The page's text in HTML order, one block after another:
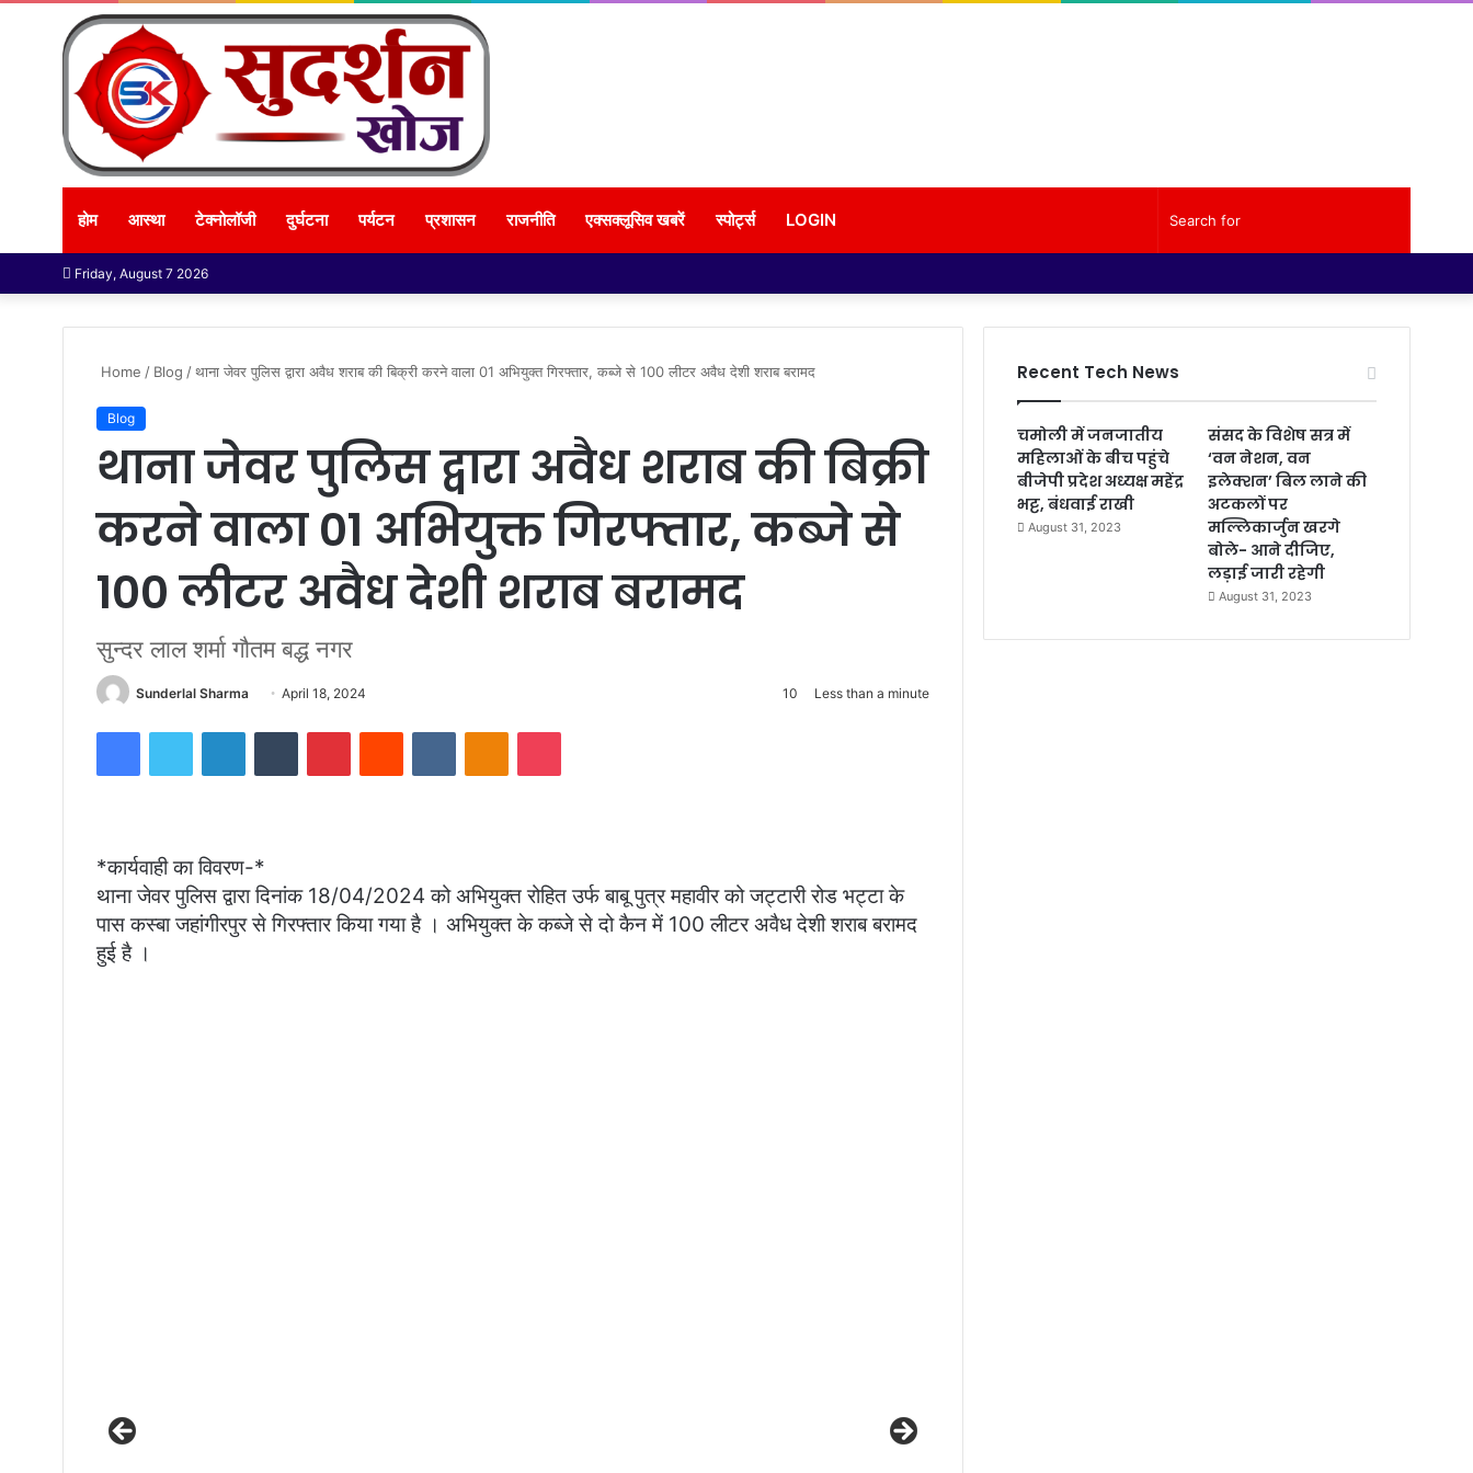
होम आस्था टेक्नोलॉजी दुर्घटना पर्यटन प्रशासन राजनीति एक्सक्लूसिव खबरें स्पोर्ट्स LOGIN Sidebar
Friday, August 7 2026
Home / Blog /थाना जेवर पुलिस द्वारा अवैध शराब की बिक्री करने वाला 01 अभियुक्त गिरफ्तार, कब्जे से 100 लीटर अवैध देशी शराब बरामद
Blog
थाना जेवर पुलिस द्वारा अवैध शराब की बिक्री
करने वाला 01 अभियुक्त गिरफ्तार, कब्जे से
100 लीटर अवैध देशी शराब बरामद
सुन्दर लाल शर्मा गौतम बद्ध नगर
Sunderlal Sharma
Send April 18, 2024 10 Less than a minute
FacebookTwitter LinkedInTumblr PinterestReddit VKontakteOdnoklassniki
Pocket
*कार्यवाही का विवरण-*
थाना जेवर पुलिस द्वारा दिनांक 18/04/2024 को अभियुक्त रोहित उर्फ बाबू पुत्र महावीर को जट्टारी रोड भट्टा के
पास कस्बा जहांगीरपुर से गिरफ्तार किया गया है । अभियुक्त के कब्जे से दो कैन में 100 लीटर अवैध देशी शराब बरामद
हुई है ।
Recent Tech News
चमोली में जनजातीय
महिलाओं के बीच पहुंचे
बीजेपी प्रदेश अध्यक्ष महेंद्र
भट्ट, बंधवाई राखी
August 31, 2023
संसद के विशेष सत्र में
‘वन नेशन, वन
इलेक्शन’ बिल लाने की
अटकलों पर
मल्लिकार्जुन खरगे
बोले- आने दीजिए,
लड़ाई जारी रहेगी
August 31, 2023